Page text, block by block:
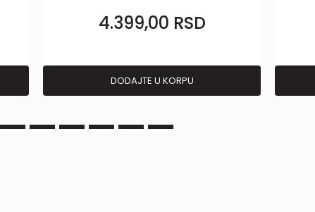
4.399,00 RSD
DODAJTE U KORPU